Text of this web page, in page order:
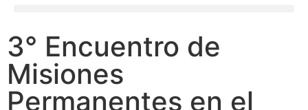
3° Encuentro de
Misiones
Permanentes en el